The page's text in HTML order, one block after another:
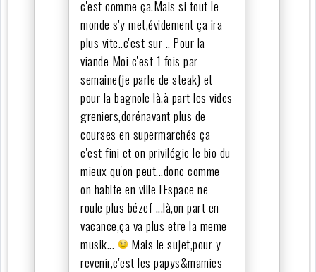
c'est comme ça.Mais si tout le
monde s'y met,évidement ça ira
plus vite..c'est sur .. Pour la
viande Moi c'est 1 fois par
semaine(je parle de steak) et
pour la bagnole là,à part les vides
greniers,dorénavant plus de
courses en supermarchés ça
c'est fini et on privilégie le bio du
mieux qu'on peut...donc comme
on habite en ville l'Espace ne
roule plus bézef ...là,on part en
vacance,ça va plus etre la meme
musik...
Mais le sujet,pour y
revenir,c'est les papys&mamies